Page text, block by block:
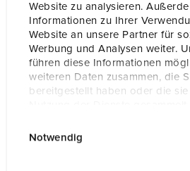
Website zu analysieren.
Informationen zu Ihrer
Website an unsere Partner für
Werbung und Analysen weiter.
führen diese Informationen
weiteren Daten zusammen, die
bereitgestellt haben oder die sie
Notwendig
AL PRODOTTO